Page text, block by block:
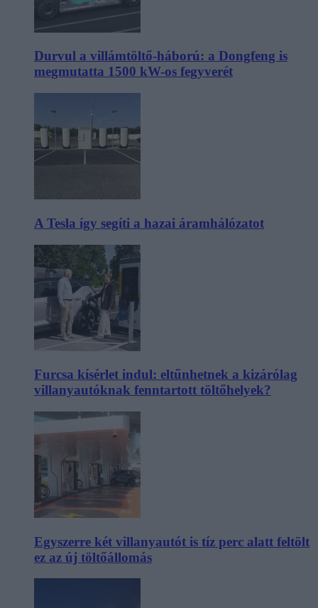
Durvul a villámtöltő-háború: a Dongfeng is
megmutatta 1500 kW-os fegyverét
A Tesla így segíti a hazai áramhálózatot
Furcsa kísérlet indul: eltűnhetnek a kizárólag
villanyautóknak fenntartott töltőhelyek?
Egyszerre két villanyautót is tíz perc alatt feltölt
ez az új töltőállomás